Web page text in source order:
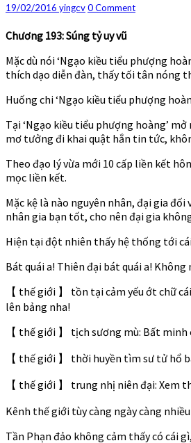
quốc
nam
thần
–
Q2
Ch
19/02/2016 yingcvComments
0 Comment
Chương 193: Súng tỷ uy vũ
Mặc dù nói ‘Ngạo kiều tiểu phượng
thích dạo diễn đàn, thấy tối tân nóng
Huống chi ‘Ngạo kiều tiểu phượng
Tại ‘Ngạo kiều tiểu phượng hoàng’
mơ tưởng đi khai quật hắn tin tức,
Theo đạo lý vừa mới 10 cấp liền kết
mọc liền kết.
Mặc kệ là nào nguyên nhân, đại gia
nhân gia bạn tốt, cho nên đại gia
Hiện tại đột nhiên thấy hệ thống tới
Bát quái a! Thiên đại bát quái a!
【 thế giới 】 tồn tại cảm yếu ớt chữ
lên bảng nha!
【 thế giới 】 tịch sương mù: Bất
【 thế giới 】 thời huyền tìm sư tử hổ
【 thế giới 】 trung nhị niên đại:
Kênh thế giới tùy càng ngày càng
Tần Phạn đảo không cảm thấy có cái